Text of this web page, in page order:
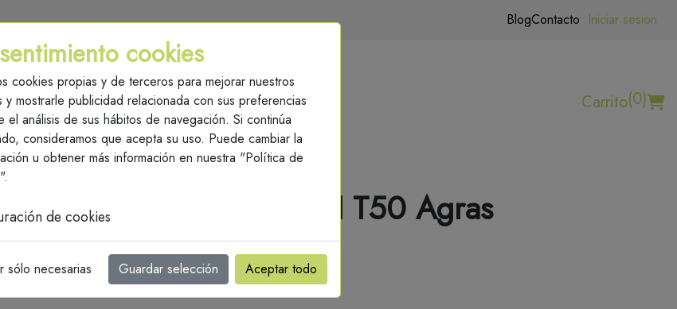
cookies
cookies propias y de terceros para mejorar nuestros
y mostrarle publicidad relacionada con sus preferencias
el análisis de sus hábitos de navegación. Si continúa
consideramos que acepta su uso. Puede cambiar la
u obtener más información en nuestra "Política de
de cookies
sólo necesarias Guardar selección Aceptar todo
BlogContacto Iniciar sesion
Buscar
& AbónosFormaciónDrones | DJI Agricultura Carrito(0)
producto 284 Dron DJI T50 Agras